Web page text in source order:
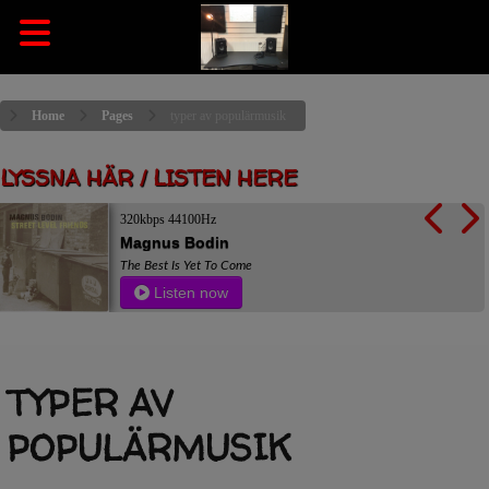
Home Pages
LYSSNA HÄR / LISTEN HERE
320kbps 44100Hz
Magnus Bodin
The Best Is Yet To Come
Listen now
TYPER AV
POPULÄRMUSIK